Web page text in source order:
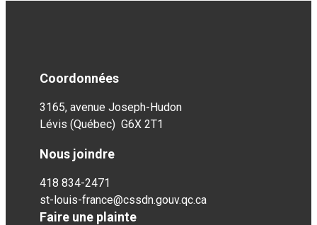
Coordonnées
3165, avenue Joseph-Hudon
Lévis (Québec) G6X 2T1
Nous joindre
418 834-2471
st-louis-france@cssdn.gouv.qc.ca
Faire une plainte